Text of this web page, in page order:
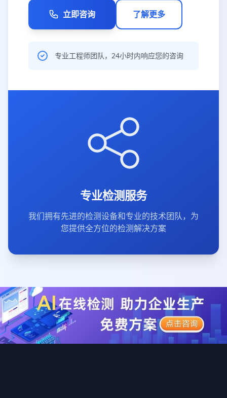
立即咨询 了解更多
专业工程师团队，24小时内响应您的咨询
专业检测服务
我们拥有先进的检测设备和专业的技术团队，为
您提供全方位的检测解决方案